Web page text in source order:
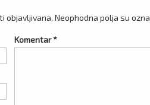
objavljivana. Neophodna polja su
Komentar*